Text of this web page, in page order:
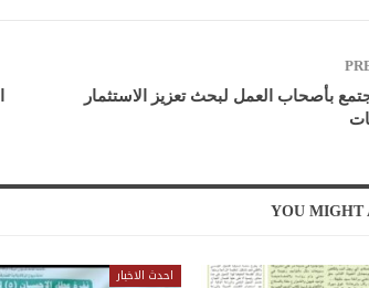
بأصحاب العمل لبحث تعزيز الاستثمار
YOU MIGHT
احدث الاخبار